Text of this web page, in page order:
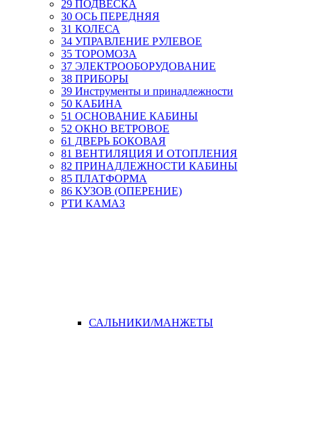
29 ПОДВЕСКА
30 ОСЬ ПЕРЕДНЯЯ
31 КОЛЕСА
34 УПРАВЛЕНИЕ РУЛЕВОЕ
35 ТОРОМОЗА
37 ЭЛЕКТРООБОРУДОВАНИЕ
38 ПРИБОРЫ
39 Инструменты и принадлежности
50 КАБИНА
51 ОСНОВАНИЕ КАБИНЫ
52 ОКНО ВЕТРОВОЕ
61 ДВЕРЬ БОКОВАЯ
81 ВЕНТИЛЯЦИЯ И ОТОПЛЕНИЯ
82 ПРИНАДЛЕЖНОСТИ КАБИНЫ
85 ПЛАТФОРМА
86 КУЗОВ (ОПЕРЕНИЕ)
РТИ КАМАЗ
САЛЬНИКИ/МАНЖЕТЫ